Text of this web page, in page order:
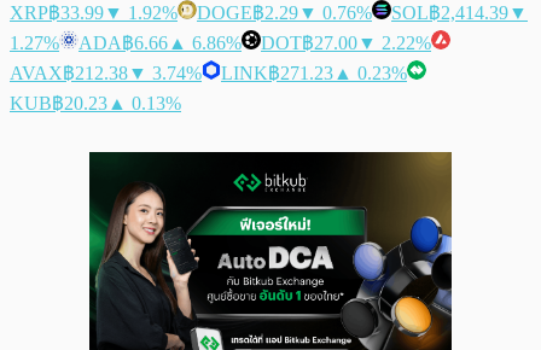
XRP฿33.99▼ 1.92% DOGE฿2.29▼ 0.76% SOL฿2,414.39▼
1.27%
ADA฿6.66 ▲ 6.86% DOT฿27.00▼ 2.22%
AVAX฿212.38▼ 3.74% LINK฿271.23 ▲ 0.23%
KUB฿20.23 ▲ 0.13%